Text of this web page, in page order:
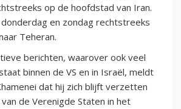
op de hoofdstad van Iran.
en zondag rechtstreeks
Teheran.
berichten, waarover ook veel
binnen de VS en in Israël, meldt
dat hij zich blijft verzetten
de Verenigde Staten in het